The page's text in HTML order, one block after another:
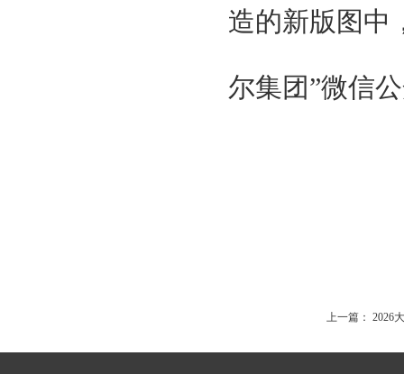
造的新版图中
尔集团”微信
上一篇： 2026